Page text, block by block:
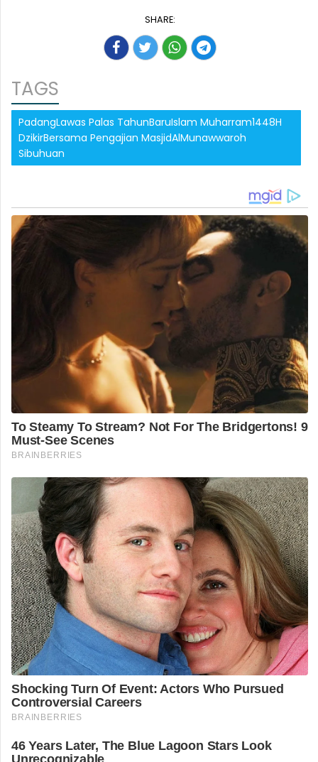
SHARE:
TAGS
PadangLawas Palas TahunBaruIslam Muharram1448H
DzikirBersama Pengajian MasjidAlMunawwaroh
Sibuhuan